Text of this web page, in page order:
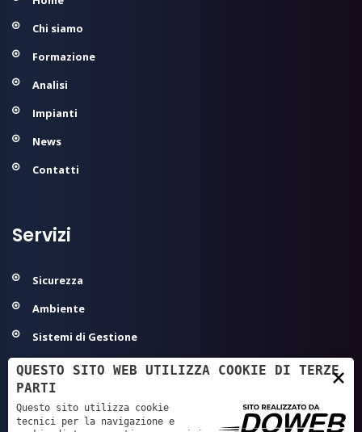
Chi siamo
Formazione
Analisi
Impianti
News
Contatti
Servizi
Sicurezza
Ambiente
Sistemi di Gestione
Modelli Organizzativi 231
Agroalimentare ed Igiene
Sanità - Autorizzazione/Accreditamento
×
QUESTO SITO WEB UTILIZZA COOKIE DI TERZE
PARTI
Questo sito utilizza cookie
tecnici per la navigazione e